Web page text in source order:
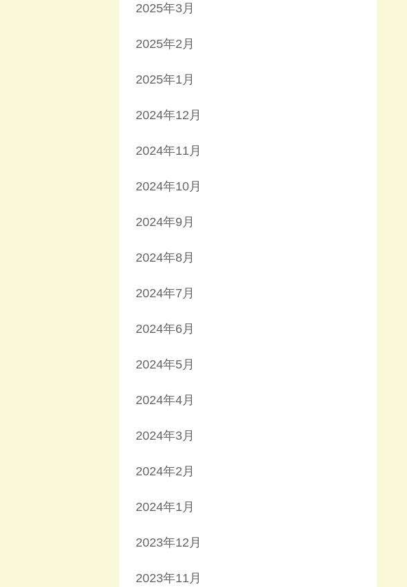
2025年3月
2025年2月
2025年1月
2024年12月
2024年11月
2024年10月
2024年9月
2024年8月
2024年7月
2024年6月
2024年5月
2024年4月
2024年3月
2024年2月
2024年1月
2023年12月
2023年11月